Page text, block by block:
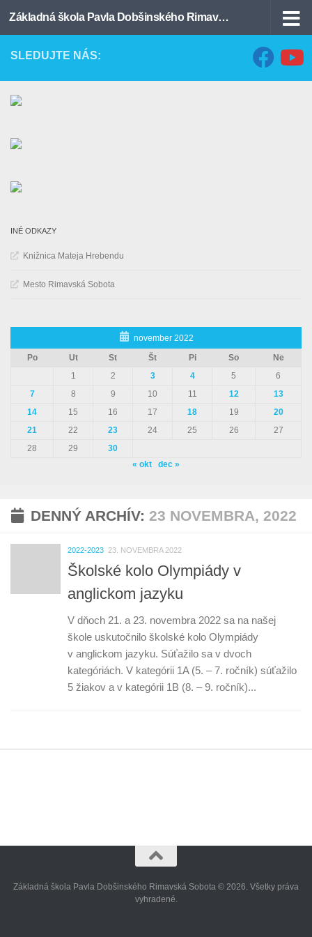
Preskočiť na obsah Základná škola Pavla Dobšinského Rimavská Sobota
DENNÝ ARCHÍV: 23 NOVEMBRA, 2022
2022-2023 23. NOVEMBRA 2022
Školské kolo Olympiády v
anglickom jazyku
V dňoch 21. a 23. novembra 2022 sa na našej
škole uskutočnilo školské kolo Olympiády
v anglickom jazyku. Súťažilo sa v dvoch
kategóriách. V kategórii 1A (5. – 7. ročník) súťažilo
5 žiakov a v kategórii 1B (8. – 9. ročník)...
SLEDUJTE NÁS:
INÉ ODKAZY
Knižnica Mateja Hrebendu
Mesto Rimavská Sobota
november 2022
Po
Ut St Št Pi So
Ne
1
2 3 4 5
6
7
8 9 10 11 12
13
14
15 16 17 18 19
20
21
22 23 24 25 26
27
28
29
30
« okt
dec »
Základná škola Pavla Dobšinského Rimavská Sobota © 2026. Všetky práva
vyhradené.